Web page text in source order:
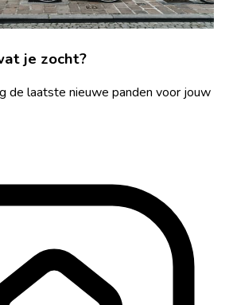
je zocht?
de laatste nieuwe panden voor jouw